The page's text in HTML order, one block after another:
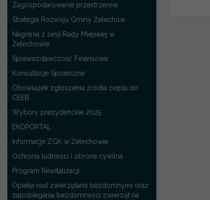
Zagospodarowanie przestrzenne
Strategia Rozwoju Gminy Żelechów
Nagrania z sesji Rady Miejskiej w
Żelechowie
Sprawozdawczość Finansowa
Konsultacje Społeczne
Obowiązek zgłoszenia źródła ciepła do
CEEB
Wybory prezydenckie 2025
EKOPORTAL
Informacje ZGK w Żelechowie
Ochrona ludności i obrona cywilna
Program Rewitalizacji
Opieka nad zwierzętami bezdomnymi oraz
zapobiegania bezdomności zwierząt na